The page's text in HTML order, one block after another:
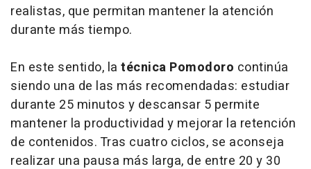
realistas, que permitan mantener la atención
durante más tiempo.
En este sentido, la técnica Pomodoro continúa
siendo una de las más recomendadas: estudiar
durante 25 minutos y descansar 5 permite
mantener la productividad y mejorar la retención
de contenidos. Tras cuatro ciclos, se aconseja
realizar una pausa más larga, de entre 20 y 30